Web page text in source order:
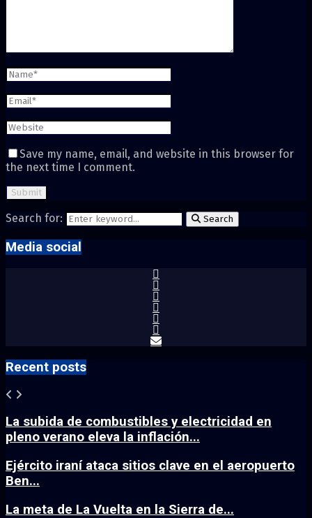
Save my name, email, and website in this browser for
the next time I comment.
Search for: Search
Media social
Recent posts
La subida de combustibles y electricidad en
pleno verano eleva la inflación...
Ejército iraní ataca sitios clave en el aeropuerto
Ben...
La meta de La Vuelta en la Sierra de...